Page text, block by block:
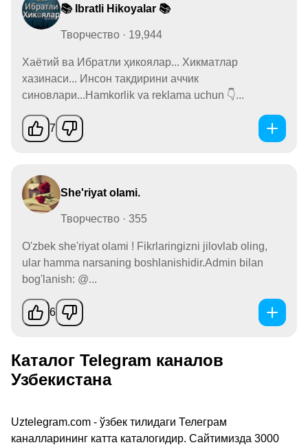
📚 Ibratli Hikoyalar 📚
Творчество · 19,944
Хаётий ва Ибратли ҳикоялар... Хикматлар
хазинаси... Инсон такдирини аччик
синовлари...Hamkorlik va reklama uchun 👇...
7
She'riyat olami.
Творчество · 355
O'zbek she'riyat olami ! Fikrlaringizni jilovlab oling,
ular hamma narsaning boshlanishidir.Admin bilan
bog'lanish: @...
6
Каталог Telegram каналов
Узбекистана
Uztelegram.com - ўзбек тилидаги Телеграм
каналларининг катта каталогидир. Сайтимизда 3000